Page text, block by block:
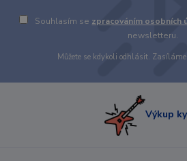
Souhlasím se zpracováním osobních
newsletteru.
Můžete se kdykoli odhlásit.
Výkup